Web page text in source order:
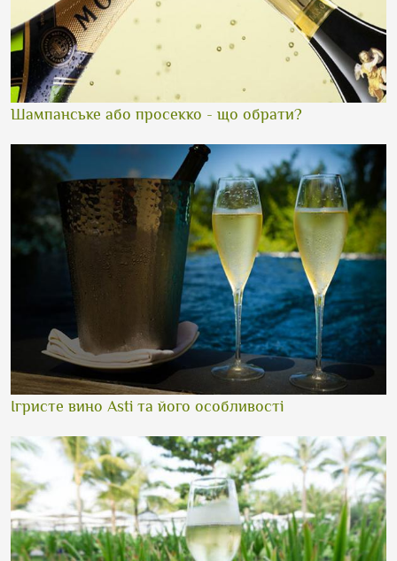
Шампанське або просекко - що обрати?
Ігристе вино Asti та його особливості